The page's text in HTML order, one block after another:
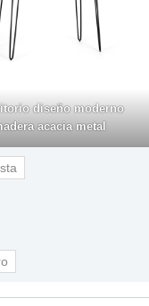
diseño moderno
acacia metal